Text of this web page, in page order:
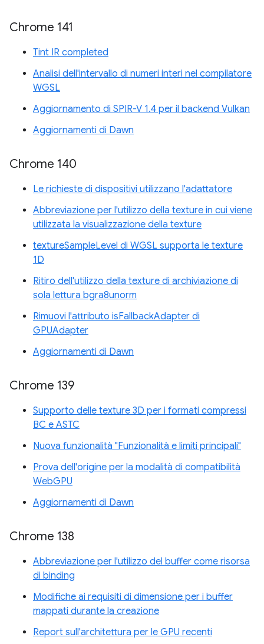
Chrome 141
Tint IR completed
Analisi dell'intervallo di numeri interi nel compilatore
WGSL
Aggiornamento di SPIR-V 1.4 per il backend Vulkan
Aggiornamenti di Dawn
Chrome 140
Le richieste di dispositivi utilizzano l'adattatore
Abbreviazione per l'utilizzo della texture in cui viene
utilizzata la visualizzazione della texture
textureSampleLevel di WGSL supporta le texture
1D
Ritiro dell'utilizzo della texture di archiviazione di
sola lettura bgra8unorm
Rimuovi l'attributo isFallbackAdapter di
GPUAdapter
Aggiornamenti di Dawn
Chrome 139
Supporto delle texture 3D per i formati compressi
BC e ASTC
Nuova funzionalità "Funzionalità e limiti principali"
Prova dell'origine per la modalità di compatibilità
WebGPU
Aggiornamenti di Dawn
Chrome 138
Abbreviazione per l'utilizzo del buffer come risorsa
di binding
Modifiche ai requisiti di dimensione per i buffer
mappati durante la creazione
Report sull'architettura per le GPU recenti